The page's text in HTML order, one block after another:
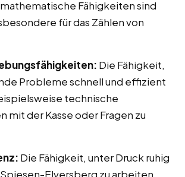
Fähigkeiten sind
für das Zählen von
Die Fähigkeit,
Probleme schnell und effizient
technische
mit der Kasse oder Fragen zu
Die Fähigkeit, unter Druck ruhig
Elversberg zu arbeiten,